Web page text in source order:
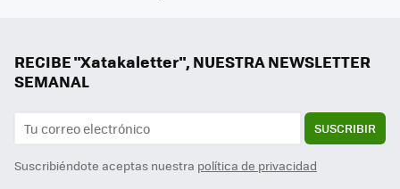
RECIBE "Xatakaletter", NUESTRA NEWSLETTER
SEMANAL
SUSCRIBIR
Suscribiéndote aceptas nuestra política de privacidad